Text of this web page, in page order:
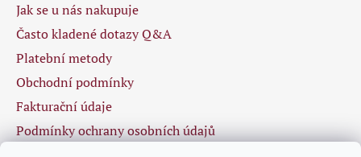
Jak se u nás nakupuje
Často kladené dotazy Q&A
Platební metody
Obchodní podmínky
Fakturační údaje
Podmínky ochrany osobních údajů